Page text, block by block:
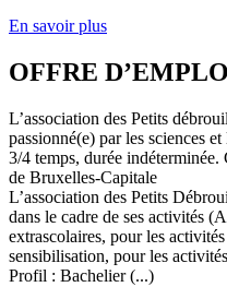
En savoir plus
OFFRE
L’association des Petits
passionné(e) par les sciences
3/4 temps, durée
de Bruxelles-Capitale
L’association des Petits
dans le cadre de ses activités
extrascolaires, pour les
sensibilisation, pour les
Profil : Bachelier (...)